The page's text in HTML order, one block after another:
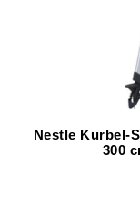
Nestle Kurbel-
300